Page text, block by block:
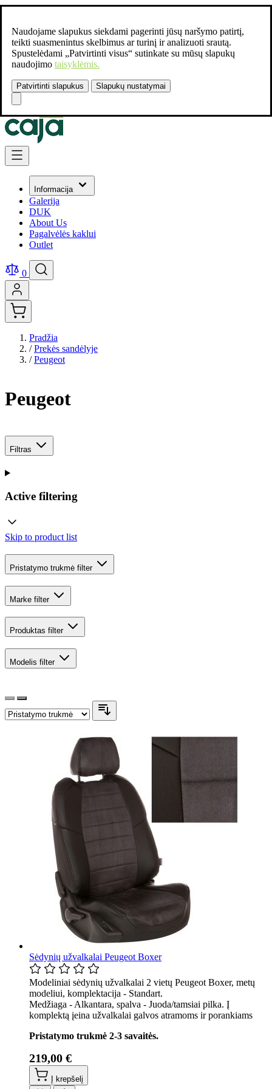
Naudojame slapukus siekdami pagerinti jūsų naršymo patirtį,
teikti suasmenintus skelbimus ar turinį ir analizuoti srautą.
Spustelėdami „Patvirtinti visus“ sutinkate su mūsų slapukų
naudojimo taisyklėmis.
Patvirtinti slapukus Slapukų nustatymai
Susisiekite:
Skip to Content
Informacija
Galerija
DUK
About Us
Pagalvėlės kaklui
Outlet
0
Pradžia
/ Prekės sandėlyje
/ Peugeot
Peugeot
Filtras
Active filtering
Skip to product list
Pristatymo trukmė filter
Marke filter
Produktas filter
Modelis filter
Sėdynių užvalkalai Peugeot Boxer
Modeliniai sėdynių užvalkalai 2 vietų Peugeot Boxer, metų
modeliui, komplektacija - Standart.
Medžiaga - Alkantara, spalva - Juoda/tamsiai pilka. Į
komplektą įeina užvalkalai galvos atramoms ir porankiams
Pristatymo trukmė 2-3 savaitės.
219,00 €
Į krepšelį